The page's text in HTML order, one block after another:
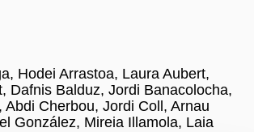
Hodei Arrastoa, Laura Aubert,
Dafnis Balduz, Jordi Banacolocha,
Abdi Cherbou, Jordi Coll, Arnau
González, Mireia Illamola, Laia